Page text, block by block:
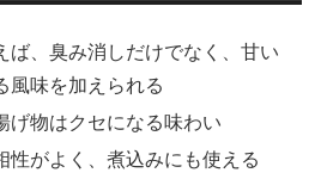
ば、臭み消しだけでなく、甘い
風味を加えられる
げ物はクセになる味わい
性がよく、煮込みにも使える